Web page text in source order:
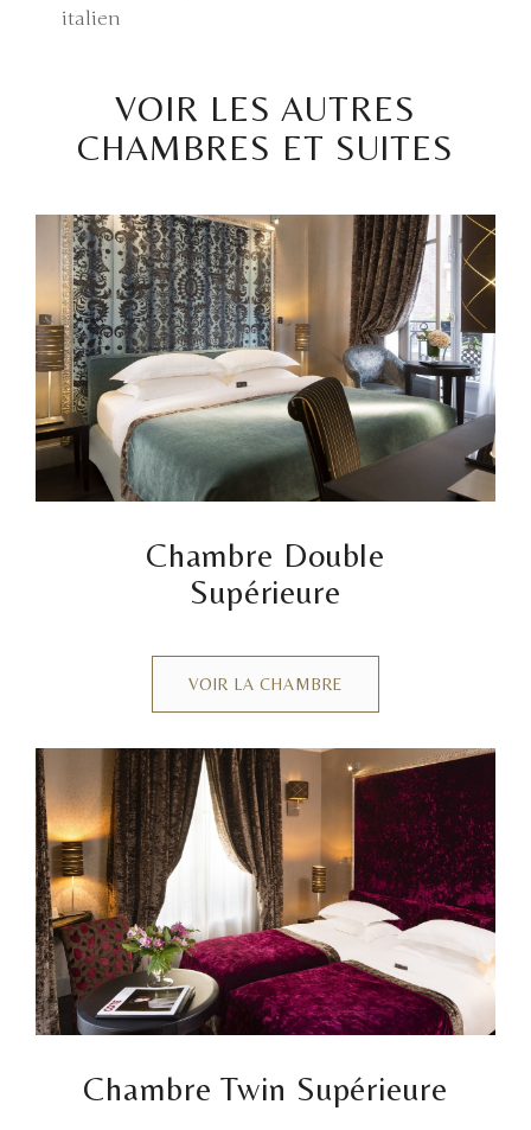
italien
VOIR LES AUTRES
CHAMBRES ET SUITES
Chambre Double
Supérieure
VOIR LA CHAMBRE
Chambre Twin Supérieure